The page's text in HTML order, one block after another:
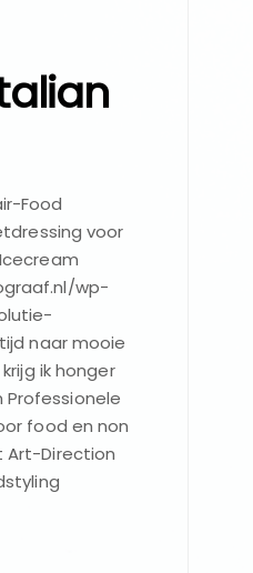
Food
voor
wp-
naar mooie
ik honger
food en non
Art-Direction